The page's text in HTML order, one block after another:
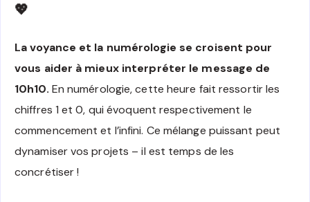
💖
La voyance et la numérologie se croisent pour
vous aider à mieux interpréter le message de
10h10. En numérologie, cette heure fait ressortir les
chiffres 1 et 0, qui évoquent respectivement le
commencement et l’infini. Ce mélange puissant peut
dynamiser vos projets – il est temps de les
concrétiser !